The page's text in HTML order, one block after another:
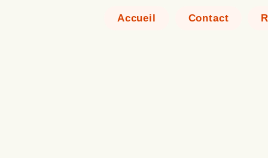
Accueil Contact